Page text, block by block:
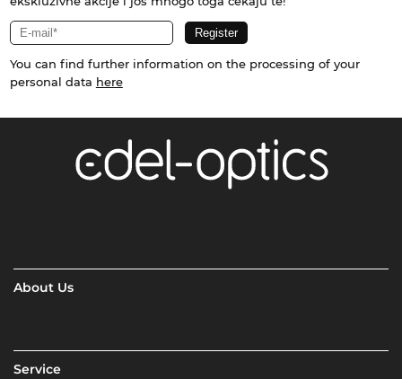
You can find further information on the processing of your
personal data here
About Us
Service